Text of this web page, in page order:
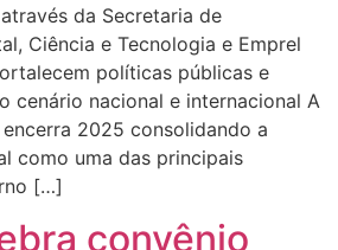
da Secretaria de
Ciência e Tecnologia e Emprel
políticas públicas e
cenário nacional e internacional A
2025 consolidando a
como uma das principais
[…]
convênio